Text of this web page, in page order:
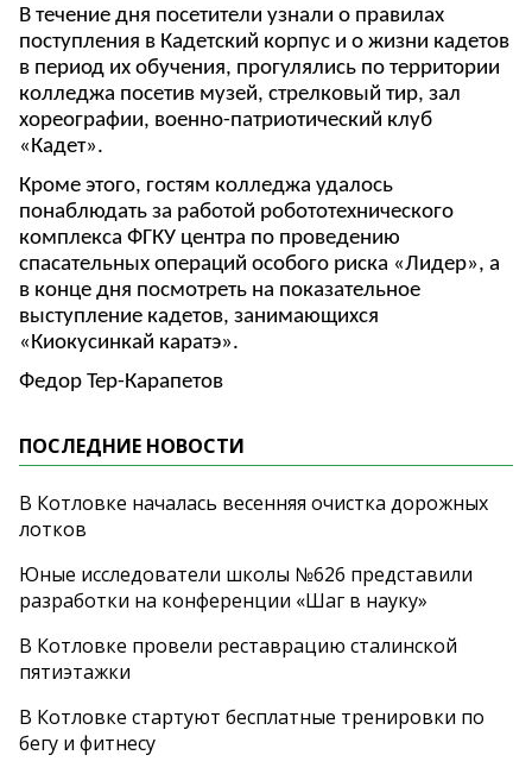
В течение дня посетители узнали о правилах
поступления в Кадетский корпус и о жизни кадетов
в период их обучения, прогулялись по территории
колледжа посетив музей, стрелковый тир, зал
хореографии, военно-патриотический клуб
«Кадет».
Кроме этого, гостям колледжа удалось
понаблюдать за работой робототехнического
комплекса ФГКУ центра по проведению
спасательных операций особого риска «Лидер», а
в конце дня посмотреть на показательное
выступление кадетов, занимающихся
«Киокусинкай каратэ».
Федор Тер-Карапетов
ПОСЛЕДНИЕ НОВОСТИ
В Котловке началась весенняя очистка дорожных
лотков
Юные исследователи школы №626 представили
разработки на конференции «Шаг в науку»
В Котловке провели реставрацию сталинской
пятиэтажки
В Котловке стартуют бесплатные тренировки по
бегу и фитнесу